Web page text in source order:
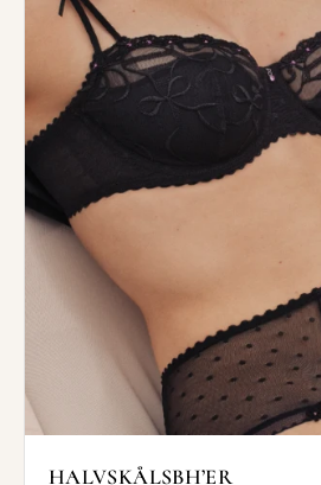
Ofte har trekvart-modellen
skåle, som ligger sig flot
Wunderwear har vi et stort
trekvartsskålsbh'er - med
med og uden bøjler - så du
model, der passer dine
T-shirt bh'er med glatte
trekvartskålsformen, så
kategori, hvis du mangler
ses under stramtsiddende
SHOP
HALVSKÅLSBH’ER